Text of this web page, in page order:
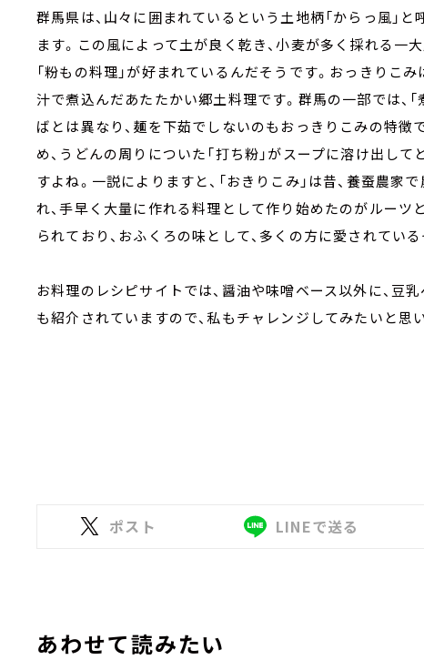
群馬県は、山々に囲まれているという土地柄「からっ風」
ます。この風によって土が良く乾き、小麦が多く採れる一
「粉もの料理」が好まれているんだそうです。おっきりこ
汁で煮込んだあたたかい郷土料理です。群馬の一部では、
ばとは異なり、麺を下茹でしないのもおっきりこみの特徴
め、うどんの周りについた「打ち粉」がスープに溶け出し
すよね。一説によりますと、「おきりこみ」は昔、養蚕農
れ、手早く大量に作れる料理として作り始めたのがルーツ
られており、おふくろの味として、多くの方に愛されている
お料理のレシピサイトでは、醤油や味噌ベース以外に、豆
も紹介されていますので、私もチャレンジしてみたいと思
ポスト LINEで送る
あわせて読みたい